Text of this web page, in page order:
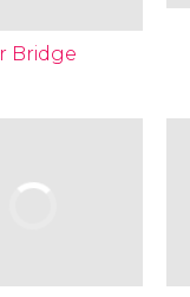
Bridge